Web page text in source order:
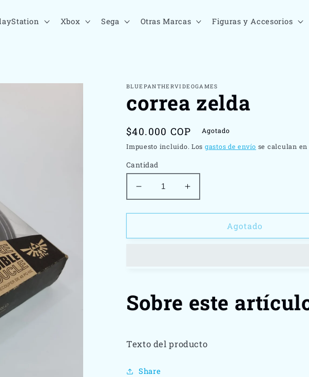
Xbox Sega Otras Marcas Figuras y Accesorios
BLUEPANTHERVIDEOGAMES
correa zelda
Precio
habitual
$40.000 COP
Agotado
Impuesto incluido. Los gastos de envío se calculan en
Cantidad
Reducir
cantidad
para
zelda
Aumentar
cantidad
para
zelda
Agotado
Sobre este
Texto del producto
Share